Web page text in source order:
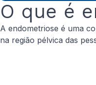
O que é
A endometriose é uma
na região pélvica das